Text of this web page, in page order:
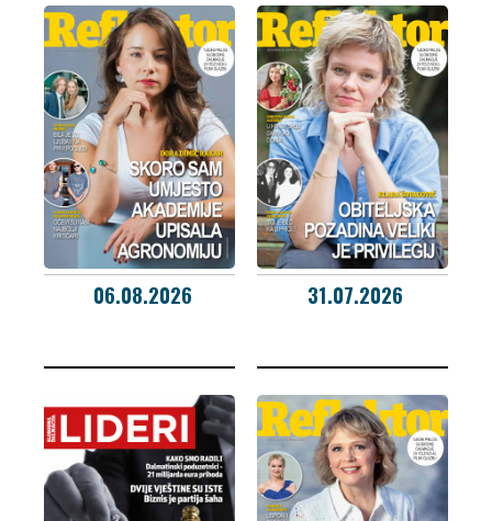
06.08.2026 31.07.2026